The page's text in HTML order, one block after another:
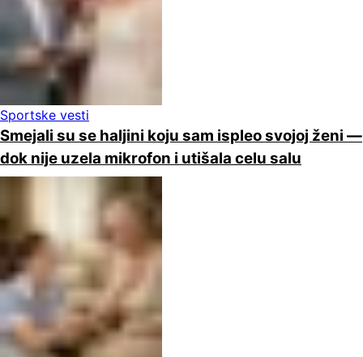
Sportske vesti
Smejali su se haljini koju sam ispleo svojoj ženi —
dok nije uzela mikrofon i utišala celu salu